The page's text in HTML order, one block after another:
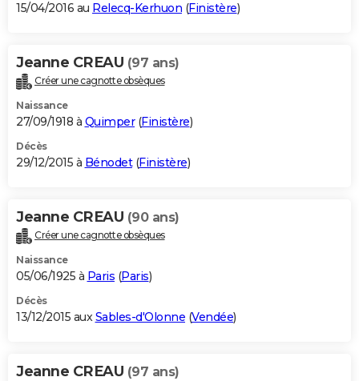
15/04/2016 au Relecq-Kerhuon (Finistère)
Jeanne CREAU (97 ans)
Créer une cagnotte obsèques
Naissance
27/09/1918 à Quimper(Finistère)
Décès
29/12/2015 à Bénodet(Finistère)
Jeanne CREAU (90 ans)
Créer une cagnotte obsèques
Naissance
05/06/1925 à Paris (Paris)
Décès
13/12/2015 auxSables-d'Olonne (Vendée)
Jeanne CREAU (97 ans)